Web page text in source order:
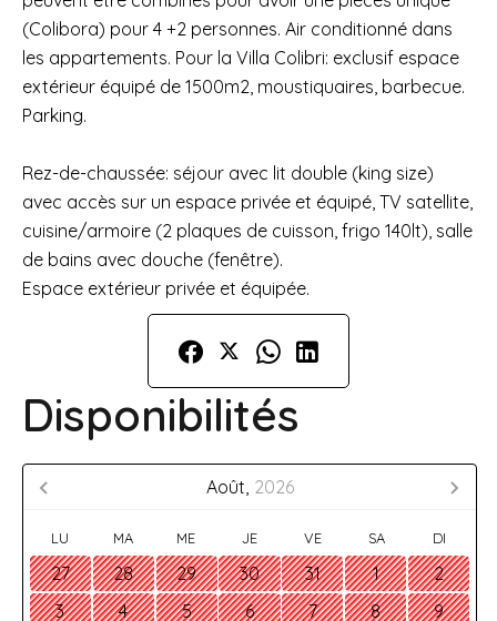
(Colibora) pour 4 +2 personnes. Air conditionné dans
les appartements. Pour la Villa Colibri: exclusif espace
extérieur équipé de 1500m2, moustiquaires, barbecue.
Parking.
Rez-de-chaussée: séjour avec lit double (king size)
avec accès sur un espace privée et équipé, TV satellite,
cuisine/armoire (2 plaques de cuisson, frigo 140lt), salle
de bains avec douche (fenêtre).
Espace extérieur privée et équipée.
Disponibilités
Août, 2026
LU MA ME JE VE SA DI
27 28 29 30 31 1
2
3
4 5 6 7 8
9